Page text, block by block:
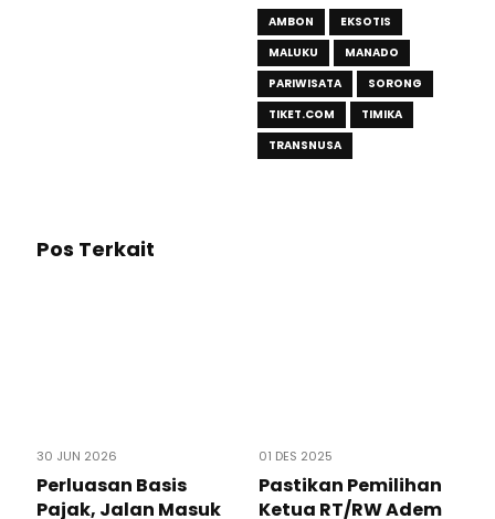
AMBON
EKSOTIS
MALUKU
MANADO
PARIWISATA
SORONG
TIKET.COM
TIMIKA
TRANSNUSA
Pos Terkait
30 JUN 2026
Perluasan Basis
Pajak, Jalan Masuk
01 DES 2025
Pastikan Pemilihan
Ketua RT/RW Adem